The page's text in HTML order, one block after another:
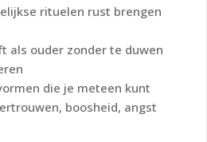
rituelen rust brengen
als ouder zonder te duwen
die je meteen kunt
boosheid, angst